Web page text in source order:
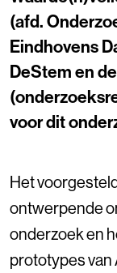
(afd.
Eindhovens
DeStem en
voor dit
Het
ontwerpende
onderzoek en
prototypes van